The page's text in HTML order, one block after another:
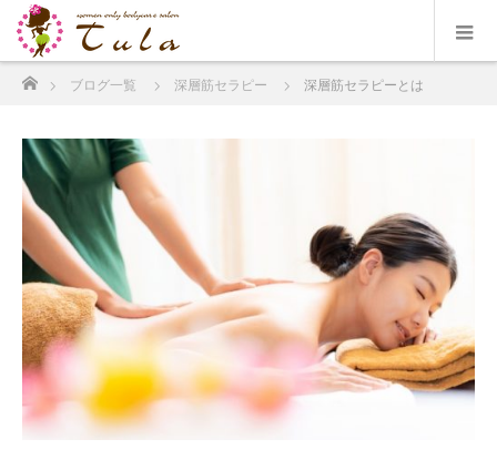
ブログ一覧 深層筋セラピー 深層筋セラピーとは